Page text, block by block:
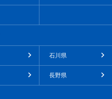
石川県
長野県